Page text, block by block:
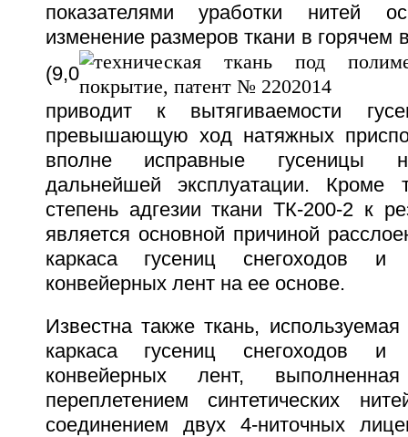
показателями уработки нитей
изменение размеров ткани в горячем
(9,0
приводит к вытягиваемости
превышающую ход натяжных
вполне исправные гусеницы
дальнейшей эксплуатации. Кроме
степень адгезии ткани ТК-200-2 к
является основной причиной
каркаса гусениц снегоходов и
конвейерных лент на ее основе.
Известна также ткань, используемая
каркаса гусениц снегоходов и
конвейерных лент,
переплетением синтетических
соединением двух 4-ниточных